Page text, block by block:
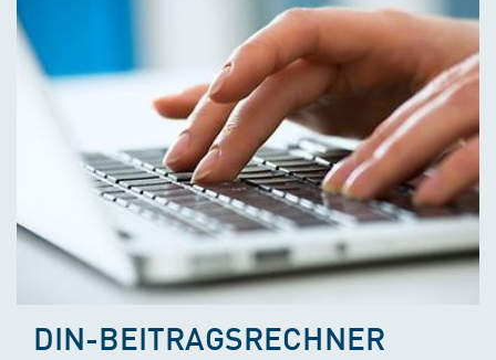
DIN-BEITRAGSRECHNER